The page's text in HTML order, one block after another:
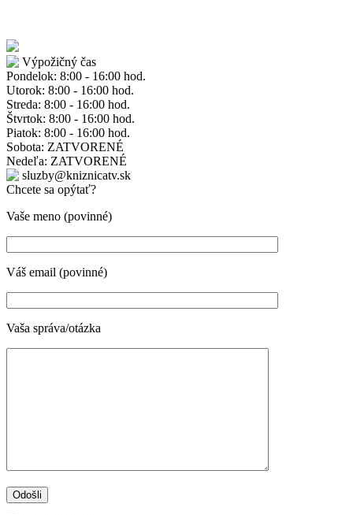
Výpožičný čas
Pondelok: 8:00 - 16:00 hod.
Utorok: 8:00 - 16:00 hod.
Streda: 8:00 - 16:00 hod.
Štvrtok: 8:00 - 16:00 hod.
Piatok: 8:00 - 16:00 hod.
Sobota: ZATVORENÉ
Nedeľa: ZATVORENÉ
sluzby@kniznicatv.sk
Chcete sa opýtať?
Vaše meno (povinné)
Váš email (povinné)
Vaša správa/otázka